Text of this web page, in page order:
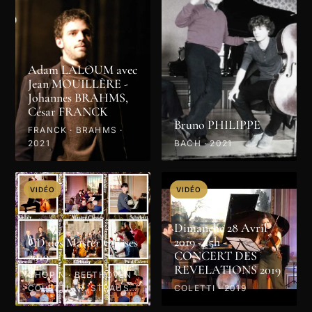
Adam LALOUM avec
Jean MOUILLÈRE -
Johannes BRAHMS,
César FRANCK
FRANCK · BRAHMS ·
2021
Bruno PHILIPPE
BACH · 2021
VIDÉO
CD des Master Classes
2019
CHOPIN · BEETHOVEN ·
COLETTI · R. STRAUSS
· PROKOFIEV · MOZART
VIDÉO
Dimanche 28 Avril
2019 - 15h -
CONCERT DES
REVELATIONS 2019
COLETTI · 2019